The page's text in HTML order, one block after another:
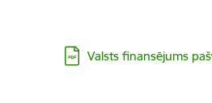
Lejupielādēt:
Valsts finansējums